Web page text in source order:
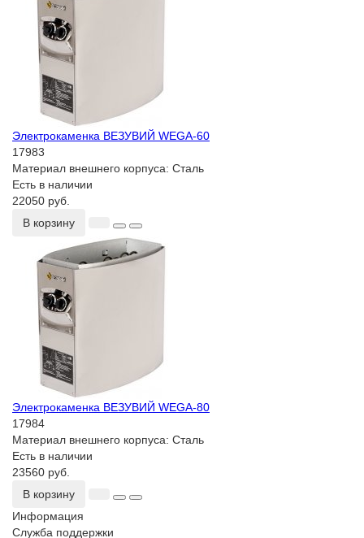
Электрокаменка ВЕЗУВИЙ WEGA-60
17983
Материал внешнего корпуса: Сталь
Есть в наличии
22050 руб.
В корзину
Электрокаменка ВЕЗУВИЙ WEGA-80
17984
Материал внешнего корпуса: Сталь
Есть в наличии
23560 руб.
В корзину
Информация
Служба поддержки